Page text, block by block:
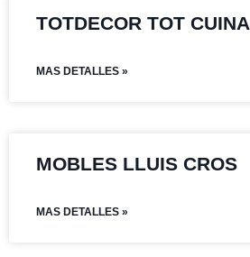
TOTDECOR TOT CUINA
MAS DETALLES »
MOBLES LLUIS CROS
MAS DETALLES »